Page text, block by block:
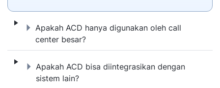
Apakah ACD hanya digunakan oleh call
center besar?
Apakah ACD hanya digunakan oleh call
Apakah ACD bisa diintegrasikan dengan
sistem lain?
Apakah ACD bisa diintegrasikan dengan